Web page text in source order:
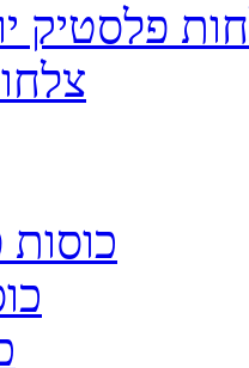
פלסטיק